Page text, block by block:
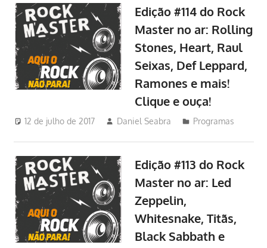
Edição #114 do Rock
Master no ar: Rolling
Stones, Heart, Raul
Seixas, Def Leppard,
Ramones e mais!
Clique e ouça!
12 de julho de 2017 Daniel Seabra Programas
Edição #113 do Rock
Master no ar: Led
Zeppelin,
Whitesnake, Titãs,
Black Sabbath e